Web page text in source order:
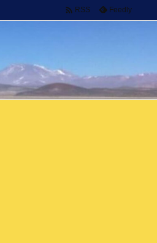
 RSS Feedly